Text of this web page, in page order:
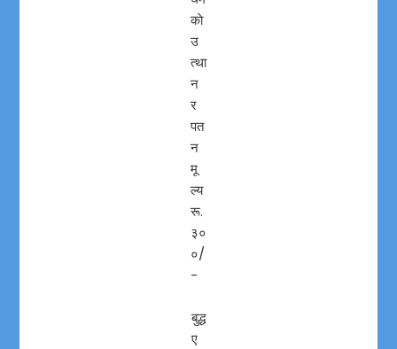
काे
उ
त्था
न
र
पत
न
मू
ल्य
रू.
३०
०/
-
बुद्ध
ए